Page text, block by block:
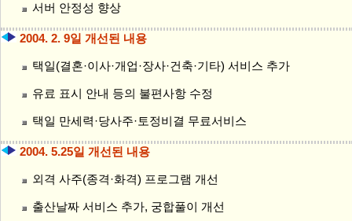
서버 안정성 향상
2004. 2. 9일 개선된 내용
택일(결혼·이사·개업·장사·건축·기타) 서비스 추가
유료 표시 안내 등의 불편사항 수정
택일 만세력·당사주·토정비결 무료서비스
2004. 5.25일 개선된 내용
외격 사주(종격·화격) 프로그램 개선
출산날짜 서비스 추가, 궁합풀이 개선